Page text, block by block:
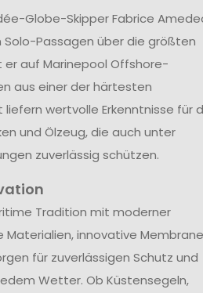
Globe-Skipper Fabrice
Passagen über die größten
auf Marinepool Offshore-
aus einer der härtesten
wertvolle Erkenntnisse für
und Ölzeug, die auch unter
zuverlässig schützen.
Tradition mit moderner
Materialien, innovative
für zuverlässigen Schutz und
Wetter. Ob Küstensegeln,